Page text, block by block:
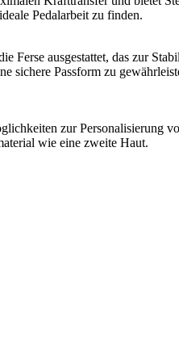
Pedalarbeit zu finden.
ausgestattet, das zur
Passform zu
zur
wie eine zweite Haut.